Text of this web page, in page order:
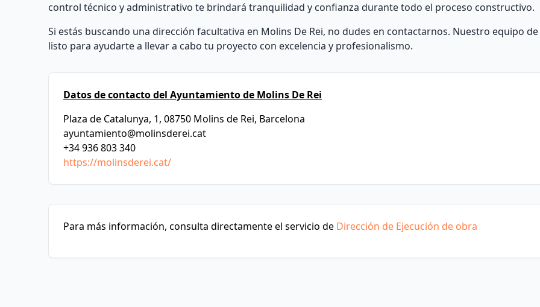
control técnico y administrativo te brindará tranquilidad y confianza durante todo el proceso constructivo.
Si estás buscando una dirección facultativa en Molins De Rei, no dudes en contactarnos. Nuestro equipo
listo para ayudarte a llevar a cabo tu proyecto con excelencia y profesionalismo.
Datos de contacto del Ayuntamiento de Molins De Rei
Plaza de Catalunya, 1, 08750 Molins de Rei, Barcelona
ayuntamiento@molinsderei.cat
+34 936 803 340
https://molinsderei.cat/
Para más información, consulta directamente el servicio de Dirección de Ejecución de obra